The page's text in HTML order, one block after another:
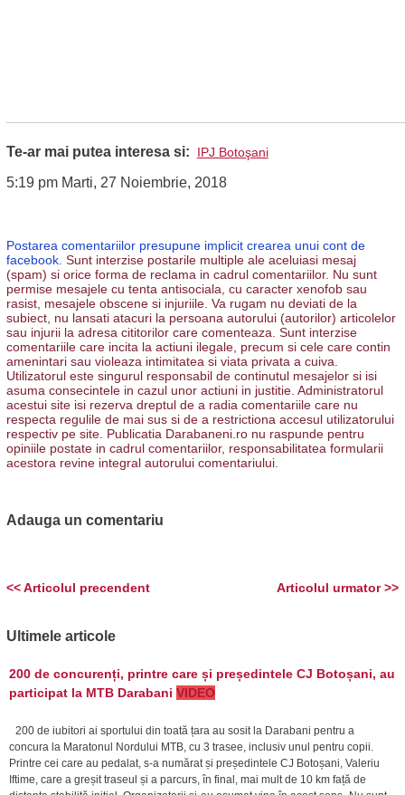
Te-ar mai putea interesa si: IPJ Botoşani
5:19 pm Marti, 27 Noiembrie, 2018
Postarea comentariilor presupune implicit crearea unui cont de
facebook. Sunt interzise postarile multiple ale aceluiasi mesaj
(spam) si orice forma de reclama in cadrul comentariilor. Nu sunt
permise mesajele cu tenta antisociala, cu caracter xenofob sau
rasist, mesajele obscene si injuriile. Va rugam nu deviati de la
subiect, nu lansati atacuri la persoana autorului (autorilor) articolelor
sau injurii la adresa cititorilor care comenteaza. Sunt interzise
comentariile care incita la actiuni ilegale, precum si cele care contin
amenintari sau violeaza intimitatea si viata privata a cuiva.
Utilizatorul este singurul responsabil de continutul mesajelor si isi
asuma consecintele in cazul unor actiuni in justitie. Administratorul
acestui site isi rezerva dreptul de a radia comentariile care nu
respecta regulile de mai sus si de a restrictiona accesul utilizatorului
respectiv pe site. Publicatia Darabaneni.ro nu raspunde pentru
opiniile postate in cadrul comentariilor, responsabilitatea formularii
acestora revine integral autorului comentariului.
Adauga un comentariu
Articolul urmator >>
<< Articolul precendent
Ultimele articole
200 de concurenți, printre care și președintele CJ Botoșani, au
participat la MTB Darabani VIDEO
200 de iubitori ai sportului din toată țara au sosit la Darabani pentru a
concura la Maratonul Nordului MTB, cu 3 trasee, inclusiv unul pentru copii.
Printre cei care au pedalat, s-a numărat și președintele CJ Botoșani, Valeriu
Iftime, care a greșit traseul și a parcurs, în final, mai mult de 10 km față de